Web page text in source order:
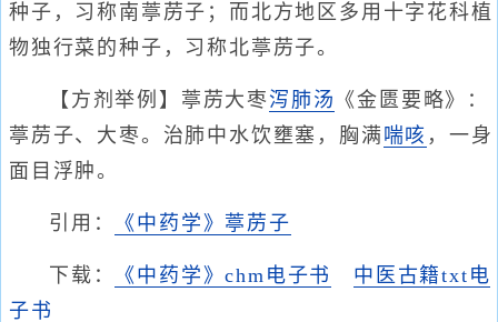
种子，习称南葶苈子；而北方地区多用十字花科植
物独行菜的种子，习称北葶苈子。
【方剂举例】葶苈大枣泻肺汤 《金匮要略》：
葶苈子、大枣。治肺中水饮壅塞，胸满 喘咳 ，一身
面目浮肿。
引用： 《中药学》葶苈子
下载： 《中药学》chm电子书
中医古籍txt电
子书